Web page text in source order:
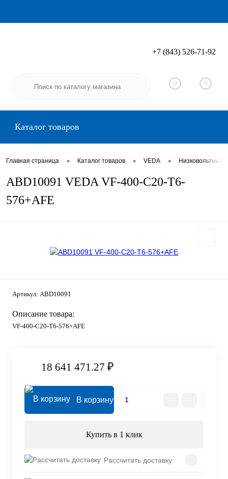
Вход Регистрация
+7 (843) 526-71-92
0 0
Каталог товаров
Главная страница • Каталог товаров • VEDA •
ABD10091 VEDA VF-400-C20-T6-
576+AFE
Артикул: ABD10091
Описание товара:
VF-400-C20-T6-576+AFE
18 641 471.27 ₽
В корзину
Купить в 1 клик
Рассчитать доставку